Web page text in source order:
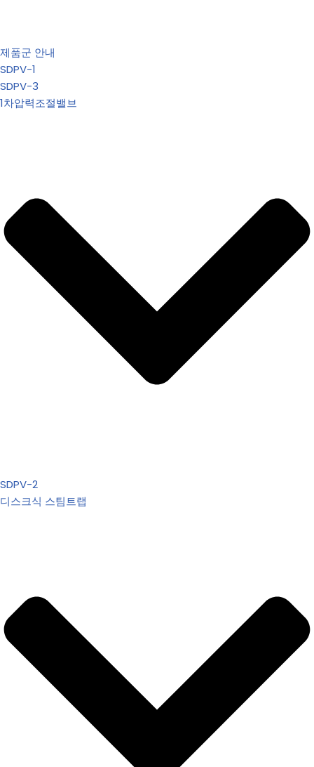
제품군 안내
SDPV-1
SDPV-3
1차압력조절밸브
SDPV-2
디스크식 스팀트랩